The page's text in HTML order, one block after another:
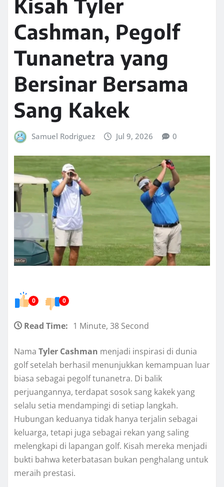
Kisah Tyler
Cashman, Pegolf
Tunanetra yang
Bersinar Bersama
Sang Kakek
Samuel Rodriguez Jul 9, 2026 0
0 0
Read Time: 1 Minute, 38 Second
Nama Tyler Cashman menjadi inspirasi di dunia
golf setelah berhasil menunjukkan kemampuan luar
biasa sebagai pegolf tunanetra. Di balik
perjuangannya, terdapat sosok sang kakek yang
selalu setia mendampingi di setiap langkah.
Hubungan keduanya tidak hanya terjalin sebagai
keluarga, tetapi juga sebagai rekan yang saling
melengkapi di lapangan golf. Kisah mereka menjadi
bukti bahwa keterbatasan bukan penghalang untuk
meraih prestasi.